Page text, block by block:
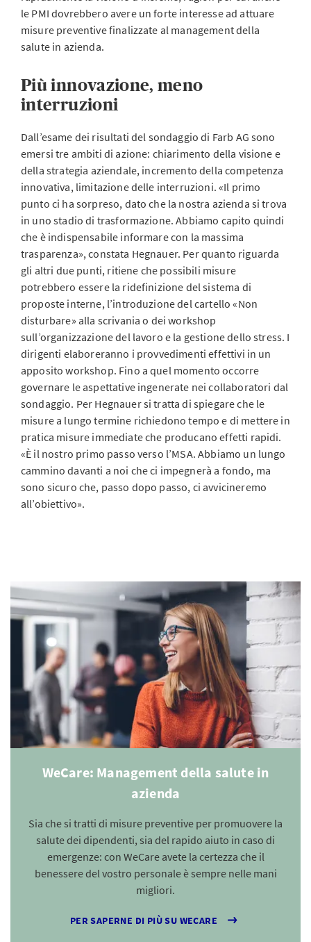
le PMI dovrebbero avere un forte interesse ad attuare
misure preventive finalizzate al management della
salute in azienda.
Più innovazione, meno
interruzioni
Dall’esame dei risultati del sondaggio di Farb AG sono
emersi tre ambiti di azione: chiarimento della visione e
della strategia aziendale, incremento della competenza
innovativa, limitazione delle interruzioni. «Il primo
punto ci ha sorpreso, dato che la nostra azienda si trova
in uno stadio di trasformazione. Abbiamo capito quindi
che è indispensabile informare con la massima
trasparenza», constata Hegnauer. Per quanto riguarda
gli altri due punti, ritiene che possibili misure
potrebbero essere la ridefinizione del sistema di
proposte interne, l’introduzione del cartello «Non
disturbare» alla scrivania o dei workshop
sull’organizzazione del lavoro e la gestione dello stress. I
dirigenti elaboreranno i provvedimenti effettivi in un
apposito workshop. Fino a quel momento occorre
governare le aspettative ingenerate nei collaboratori dal
sondaggio. Per Hegnauer si tratta di spiegare che le
misure a lungo termine richiedono tempo e di mettere in
pratica misure immediate che producano effetti rapidi.
«È il nostro primo passo verso l’MSA. Abbiamo un lungo
cammino davanti a noi che ci impegnerà a fondo, ma
sono sicuro che, passo dopo passo, ci avvicineremo
all’obiettivo».
WeCare: Management della salute in
azienda
Sia che si tratti di misure preventive per promuovere la
salute dei dipendenti, sia del rapido aiuto in caso di
emergenze: con WeCare avete la certezza che il
benessere del vostro personale è sempre nelle mani
migliori.
PER SAPERNE DI PIÙ SU WECARE